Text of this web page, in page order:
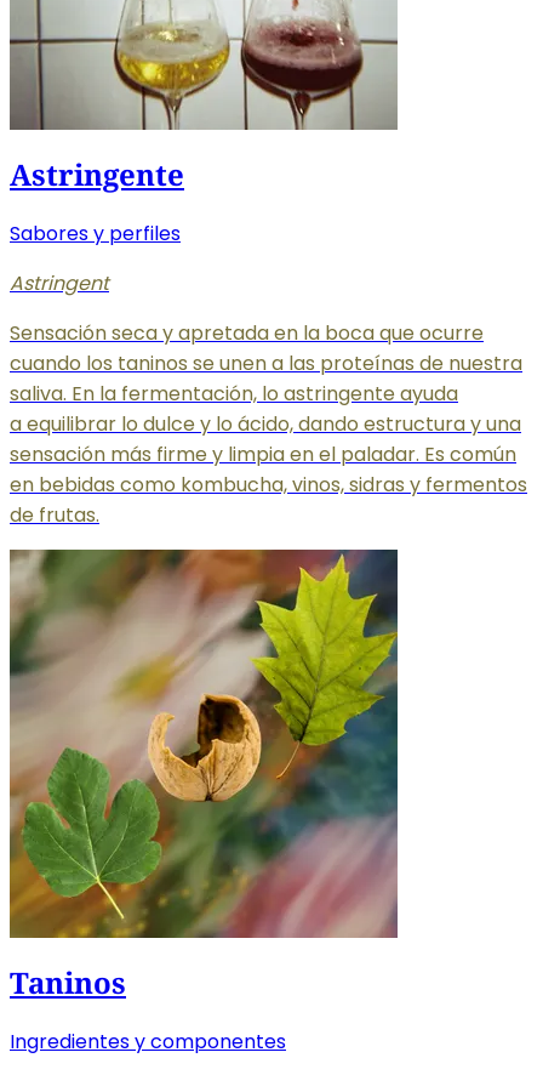
Astringente
Sabores y perfiles
Astringent
Sensación seca y apretada en la boca que ocurre
cuando los taninos se unen a las proteínas de nuestra
saliva. En la fermentación, lo astringente ayuda
a equilibrar lo dulce y lo ácido, dando estructura y una
sensación más firme y limpia en el paladar. Es común
en bebidas como kombucha, vinos, sidras y fermentos
de frutas.
Taninos
Ingredientes y componentes